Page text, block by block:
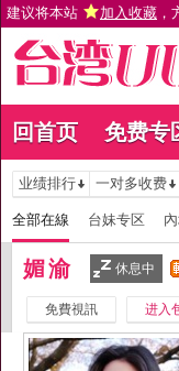
建议将本站 加入收藏 ，
回首页 免费专
业绩排行 一对多收费
全部在線 台妹专区
媚渝 休息中
免費視訊 进入